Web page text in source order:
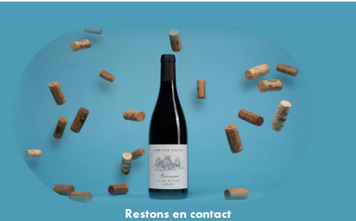
Restons encontact